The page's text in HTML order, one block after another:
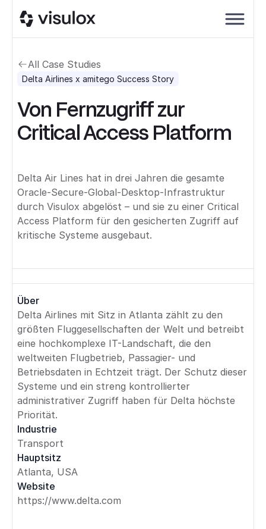
All Case Studies
Delta Airlines x amitego Success Story
Von Fernzugriff zur
Critical Access Platform
Delta Air Lines hat in drei Jahren die gesamte
Oracle-Secure-Global-Desktop-Infrastruktur
durch Visulox abgelöst – und sie zu einer Critical
Access Platform für den gesicherten Zugriff auf
kritische Systeme ausgebaut.
Über
Delta Airlines mit Sitz in Atlanta zählt zu den
größten Fluggesellschaften der Welt und betreibt
eine hochkomplexe IT-Landschaft, die den
weltweiten Flugbetrieb, Passagier- und
Betriebsdaten in Echtzeit trägt. Der Schutz dieser
Systeme und ein streng kontrollierter
administrativer Zugriff haben für Delta höchste
Priorität.
Industrie
Transport
Hauptsitz
Atlanta, USA
Website
https://www.delta.com